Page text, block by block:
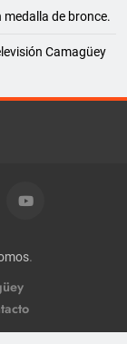
de bronce.
Camagüey
.